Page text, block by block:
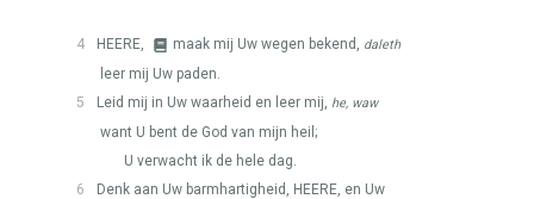
4 HEERE, maak mij Uw wegen bekend, daleth
leer mij Uw paden.
5
Leid mij in Uw waarheid en leer mij, he, waw
want U bent de God van mijn heil;
U verwacht ik de hele dag.
6
Denk aan Uw barmhartigheid, HEERE, en Uw